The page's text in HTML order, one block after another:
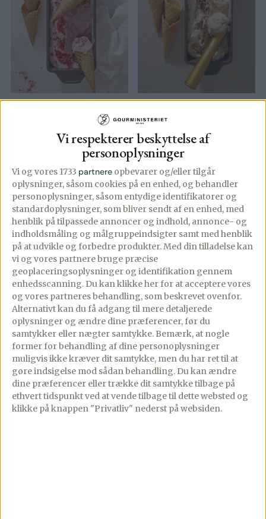
Vi respekterer beskyttelse af
personoplysninger
Vi og vores 1733 partnere opbevarer og/eller tilgår
oplysninger, såsom cookies på en enhed, og behandler
personoplysninger, såsom entydige identifikatorer og
standardoplysninger, som bliver sendt af en enhed, med
henblik på tilpassede annoncer og indhold, annonce- og
indholdsmåling og målgruppeindsigter samt med henblik
på at udvikle og forbedre produkter.Med din tilladelse kan
vi og vores partnere bruge præcise
geoplaceringsoplysninger og identifikation gennem
enhedsscanning. Du kan klikke her for at acceptere vores
og vores partneres behandling, som beskrevet ovenfor.
Alternativt kan du få adgang til mere detaljerede
oplysninger og ændre dine præferencer, før du
samtykker eller nægter samtykke. Bemærk, at nogle
former for behandling af dine personoplysninger
muligvis ikke kræver dit samtykke, men du har ret til at
gøre indsigelse mod sådan behandling. Du kan ændre
dine præferencer eller trække dit samtykke tilbage på
ethvert tidspunkt ved at vende tilbage til dette websted og
klikke på knappen "Privatliv" nederst på websiden.
Nem jordbæris
uden ismaskine
10/04/2025
20 comments
Nem jordbæris uden
ismaskine – med masser
af friske jordbær. Her får
du opskriften på
den nemmeste og lækreste jordbæris
– og det bedste […]
Se mere
uden ismaskine
PREMIUM
14 comments
Denne hjemmelavede
Daim is er det ultimative
bevis på, at lækker
flødeis ikke behøver at
være besværlig. Med
kun 4 […]
Se mere